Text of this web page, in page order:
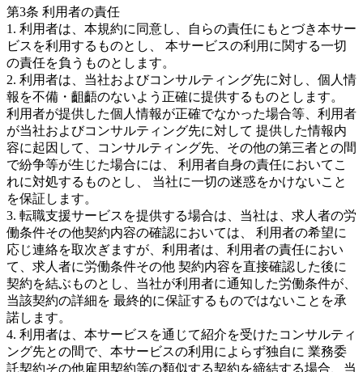
第3条 利用者の責任
1. 利用者は、本規約に同意し、自らの責任にもとづき本サー
ビスを利用するものとし、 本サービスの利用に関する一切
の責任を負うものとします。
2. 利用者は、当社およびコンサルティング先に対し、個人情
報を不備・齟齬のないよう正確に提供するものとします。
利用者が提供した個人情報が正確でなかった場合等、利用者
が当社およびコンサルティング先に対して 提供した情報内
容に起因して、コンサルティング先、その他の第三者との間
で紛争等が生じた場合には、 利用者自身の責任においてこ
れに対処するものとし、 当社に一切の迷惑をかけないこと
を保証します。
3. 転職支援サービスを提供する場合は、当社は、求人者の労
働条件その他契約内容の確認においては、 利用者の希望に
応じ連絡を取次ぎますが、利用者は、利用者の責任におい
て、求人者に労働条件その他 契約内容を直接確認した後に
契約を結ぶものとし、当社が利用者に通知した労働条件が、
当該契約の詳細を 最終的に保証するものではないことを承
諾します。
4. 利用者は、本サービスを通じて紹介を受けたコンサルティ
ング先との間で、本サービスの利用によらず独自に 業務委
託契約その他雇用契約等の類似する契約を締結する場合、当